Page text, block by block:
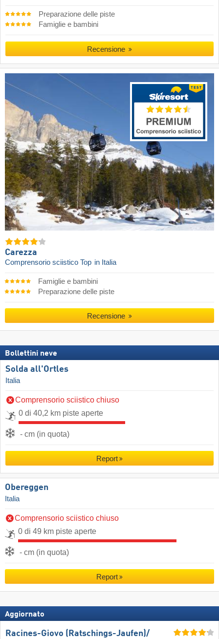
Preparazione delle piste
Famiglie e bambini
Recensione
Carezza
Comprensorio sciistico Top in Italia
Famiglie e bambini
Preparazione delle piste
Recensione
Bollettini neve
Solda all'Ortles
Italia
Comprensorio sciistico chiuso
0 di 40,2 km piste aperte
- cm (in quota)
Report
Obereggen
Italia
Comprensorio sciistico chiuso
0 di 49 km piste aperte
- cm (in quota)
Report
Aggiornato
Racines-Giovo (Ratschings-Jaufen)/​